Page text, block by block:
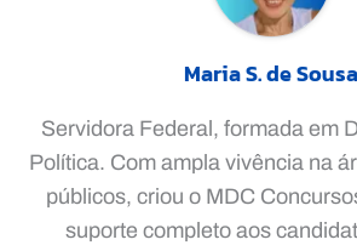
Maria S. de Sousa
Servidora Federal, formada em
Política. Com ampla vivência na
públicos, criou o MDC
suporte completo aos